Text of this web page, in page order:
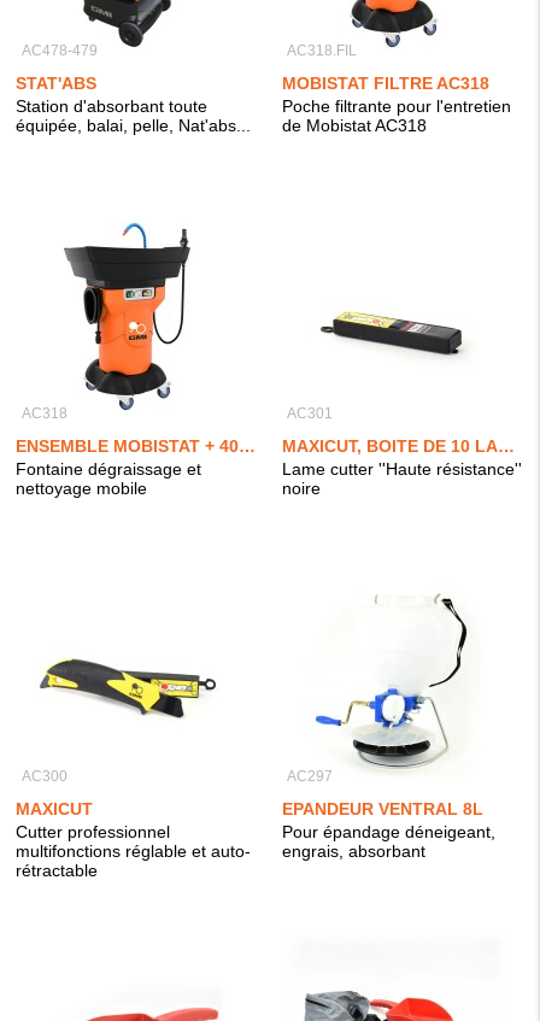
AC478-479
STAT'ABS
Station d'absorbant toute
équipée, balai, pelle, Nat'abs...
AC318.FIL
MOBISTAT FILTRE AC318
Poche filtrante pour l'entretien
de Mobistat AC318
AC318
ENSEMBLE MOBISTAT + 40L MOBICLEAN
Fontaine dégraissage et
nettoyage mobile
AC301
MAXICUT, BOITE DE 10 LAMES
Lame cutter ''Haute résistance''
noire
AC300
MAXICUT
Cutter professionnel
multifonctions réglable et auto-
rétractable
AC297
EPANDEUR VENTRAL 8L
Pour épandage déneigeant,
engrais, absorbant